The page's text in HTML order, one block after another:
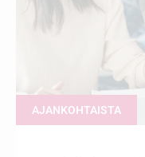
AJANKOHTAISTA